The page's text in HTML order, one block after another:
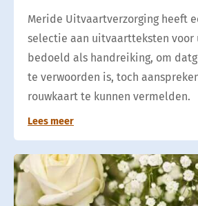
Meride Uitvaartverzorging heeft
selectie aan uitvaartteksten voor
bedoeld als handreiking, om
te verwoorden is, toch
rouwkaart te kunnen vermelden.
Lees meer